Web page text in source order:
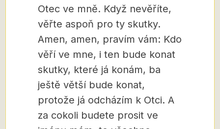
Otec ve mně. Když nevěříte,
věřte aspoň pro ty skutky.
Amen, amen, pravím vám: Kdo
věří ve mne, i ten bude konat
skutky, které já konám, ba
ještě větší bude konat,
protože já odcházím k Otci. A
za cokoli budete prosit ve